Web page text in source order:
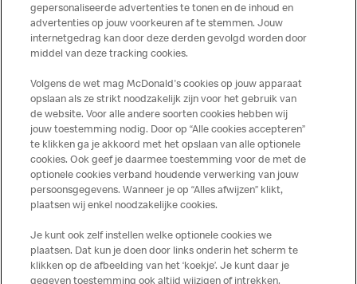
Neem een voorproefje op
de zomer!
Deze al gezien?
Over ons
Services
Contact
gepersonaliseerde advertenties te tonen en de inhoud en
advertenties op jouw voorkeuren af te stemmen. Jouw
internetgedrag kan door deze derden gevolgd worden door
middel van deze tracking cookies.
Volgens de wet mag McDonald's cookies op jouw apparaat
opslaan als ze strikt noodzakelijk zijn voor het gebruik van
de website. Voor alle andere soorten cookies hebben wij
jouw toestemming nodig. Door op “Alle cookies accepteren”
te klikken ga je akkoord met het opslaan van alle optionele
cookies. Ook geef je daarmee toestemming voor de met de
optionele cookies verband houdende verwerking van jouw
persoonsgegevens. Wanneer je op “Alles afwijzen” klikt,
plaatsen wij enkel noodzakelijke cookies.
Je kunt ook zelf instellen welke optionele cookies we
plaatsen. Dat kun je doen door links onderin het scherm te
klikken op de afbeelding van het ‘koekje’. Je kunt daar je